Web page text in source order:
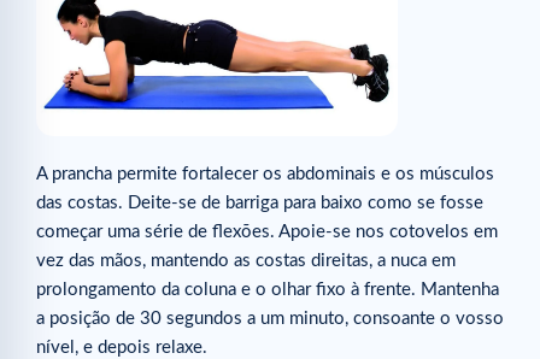
A prancha permite fortalecer os abdominais e os músculos
das costas. Deite-se de barriga para baixo como se fosse
começar uma série de flexões. Apoie-se nos cotovelos em
vez das mãos, mantendo as costas direitas, a nuca em
prolongamento da coluna e o olhar fixo à frente. Mantenha
a posição de 30 segundos a um minuto, consoante o vosso
nível, e depois relaxe.